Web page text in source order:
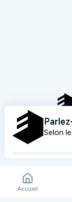
Selon
Accueil